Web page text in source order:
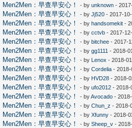
：早查早安心！ - byunknown -
：早查早安心！ - byJj520 - 2017-
：早查早安心！ - byhandsomekit -
：早查早安心！ - bycctvb - 2017-
：早查早安心！ - bybitchee - 2017-
：早查早安心！ - bygg1111 - 2018-
：早查早安心！ - by Lenox - 2018-
：早查早安心！ - byCordelia - 2018-
：早查早安心！ - by HVD28 - 2018-
：早查早安心！ - byufo2012 - 2018-
：早查早安心！ - byAvocado -
：早查早安心！ - byChun_z - 2018-
：早查早安心！ - byXfunny - 2018-
：早查早安心！ - bySheep_v -